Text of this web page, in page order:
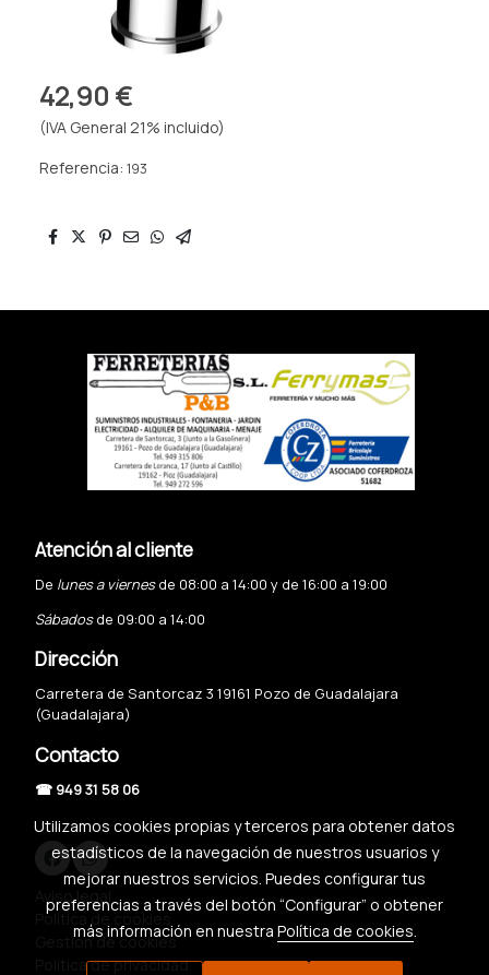
42,90 €
(IVA General 21% incluido)
Referencia: 193
Atención al cliente
De lunes a viernesde 08:00 a 14:00 y de 16:00 a 19:00
Sábadosde 09:00 a 14:00
Dirección
Carretera de Santorcaz 3 19161 Pozo de Guadalajara
(Guadalajara)
Contacto
☎ 949 31 58 06
Aviso legal
Política de cookies
Gestión de cookies
Política de privacidad
Utilizamos cookies propias y terceros para obtener datos
estadísticos de la navegación de nuestros usuarios y
mejorar nuestros servicios. Puedes configurar tus
preferencias a través del botón “Configurar” o obtener
más información en nuestra Política de cookies.